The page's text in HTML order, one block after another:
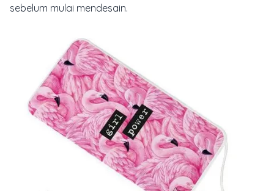
sebelum mulai mendesain.